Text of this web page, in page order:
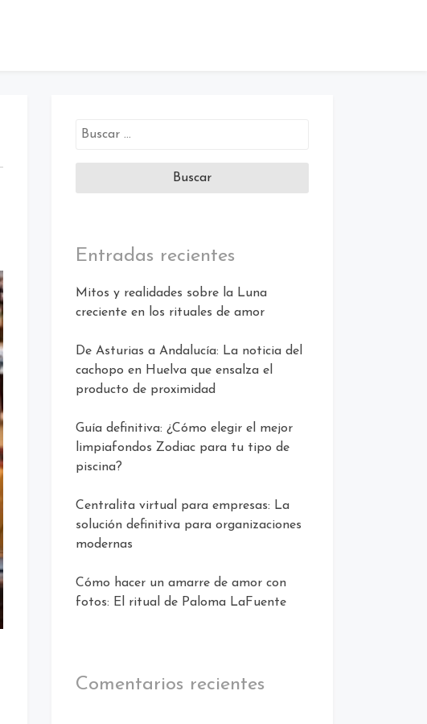
Buscar:
Entradas recientes
Mitos y realidades sobre la Luna
creciente en los rituales de amor
De Asturias a Andalucía: La noticia del
cachopo en Huelva que ensalza el
producto de proximidad
Guía definitiva: ¿Cómo elegir el mejor
limpiafondos Zodiac para tu tipo de
piscina?
Centralita virtual para empresas: La
solución definitiva para organizaciones
modernas
Cómo hacer un amarre de amor con
fotos: El ritual de Paloma LaFuente
Comentarios recientes